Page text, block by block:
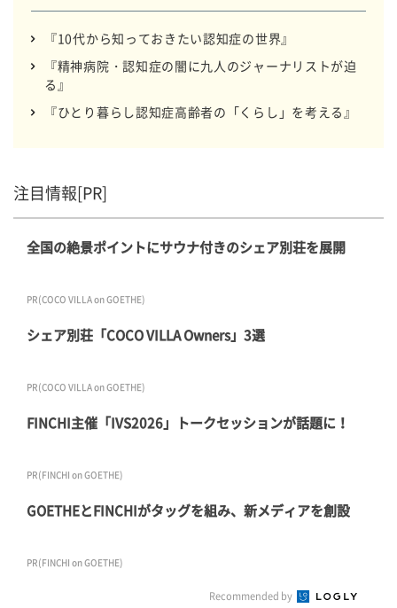
『10代から知っておきたい認知症の世界』
『精神病院・認知症の闇に九人のジャーナリストが迫
る』
『ひとり暮らし認知症高齢者の「くらし」を考える』
注目情報[PR]
全国の絶景ポイントにサウナ付きのシェア別荘を展開
PR(COCO VILLA on GOETHE)
シェア別荘「COCO VILLA Owners」3選
PR(COCO VILLA on GOETHE)
FINCHI主催「IVS2026」トークセッションが話題に！
PR(FINCHI on GOETHE)
GOETHEとFINCHIがタッグを組み、新メディアを創設
PR(FINCHI on GOETHE)
Recommended by